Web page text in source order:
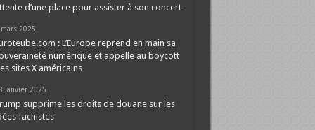
d’une place pour assister à son concert
2025
: L’Europe reprend en main sa
numérique et appelle au boycott
sites X américains
janvier 2025
supprime les droits de douane sur les
fachistes